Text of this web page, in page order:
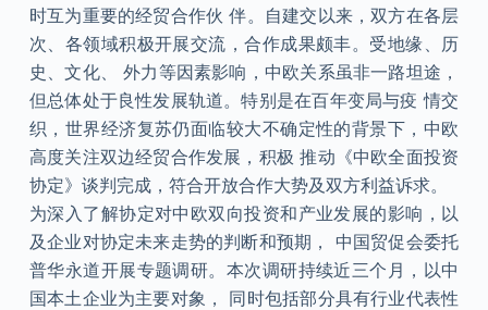
时互为重要的经贸合作伙 伴。自建交以来，双方在各层
次、各领域积极开展交流，合作成果颇丰。受地缘、历
史、文化、 外力等因素影响，中欧关系虽非一路坦途，
但总体处于良性发展轨道。特别是在百年变局与疫 情交
织，世界经济复苏仍面临较大不确定性的背景下，中欧
高度关注双边经贸合作发展，积极 推动《中欧全面投资
协定》谈判完成，符合开放合作大势及双方利益诉求。
为深入了解协定对中欧双向投资和产业发展的影响，以
及企业对协定未来走势的判断和预期， 中国贸促会委托
普华永道开展专题调研。本次调研持续近三个月，以中
国本土企业为主要对象， 同时包括部分具有行业代表性